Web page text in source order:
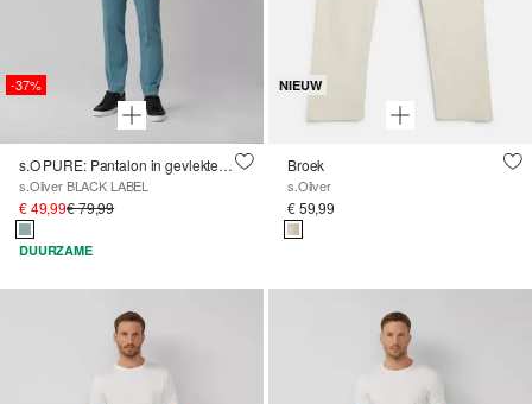
-37%
s.O PURE: Pantalon in gevlekte stretch keperstof
s.Oliver BLACK LABEL
€ 49,99€ 79,99
DUURZAME
NIEUW
Broek
s.Oliver
€ 59,99